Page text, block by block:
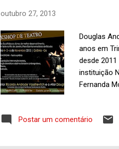
outubro 27, 2013
Douglas
anos em
desde
instituição
Fernanda
Postar um comentário